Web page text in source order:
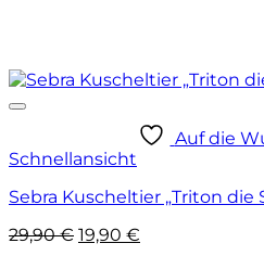
Auf die
Schnellansicht
Sebra Kuscheltier „Triton die
29,90€ Ursprünglicher
19,90 €